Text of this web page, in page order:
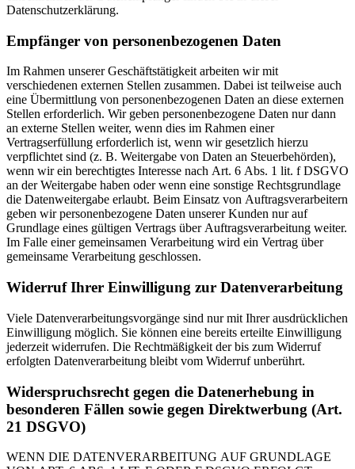
Datenschutzerklärung.
Empfänger von personenbezogenen Daten
Im Rahmen unserer Geschäftstätigkeit arbeiten wir mit
verschiedenen externen Stellen zusammen. Dabei ist teilweise auch
eine Übermittlung von personenbezogenen Daten an diese externen
Stellen erforderlich. Wir geben personenbezogene Daten nur dann
an externe Stellen weiter, wenn dies im Rahmen einer
Vertragserfüllung erforderlich ist, wenn wir gesetzlich hierzu
verpflichtet sind (z. B. Weitergabe von Daten an Steuerbehörden),
wenn wir ein berechtigtes Interesse nach Art. 6 Abs. 1 lit. f DSGVO
an der Weitergabe haben oder wenn eine sonstige Rechtsgrundlage
die Datenweitergabe erlaubt. Beim Einsatz von Auftragsverarbeitern
geben wir personenbezogene Daten unserer Kunden nur auf
Grundlage eines gültigen Vertrags über Auftragsverarbeitung weiter.
Im Falle einer gemeinsamen Verarbeitung wird ein Vertrag über
gemeinsame Verarbeitung geschlossen.
Widerruf Ihrer Einwilligung zur Datenverarbeitung
Viele Datenverarbeitungsvorgänge sind nur mit Ihrer ausdrücklichen
Einwilligung möglich. Sie können eine bereits erteilte Einwilligung
jederzeit widerrufen. Die Rechtmäßigkeit der bis zum Widerruf
erfolgten Datenverarbeitung bleibt vom Widerruf unberührt.
Widerspruchsrecht gegen die Datenerhebung in
besonderen Fällen sowie gegen Direktwerbung (Art.
21 DSGVO)
WENN DIE DATENVERARBEITUNG AUF GRUNDLAGE